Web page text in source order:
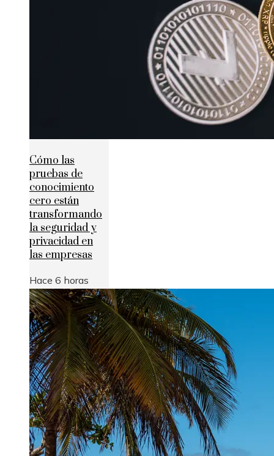
Cómo las
pruebas de
conocimiento
cero están
transformando
la seguridad y
privacidad en
las empresas
Hace 6 horas